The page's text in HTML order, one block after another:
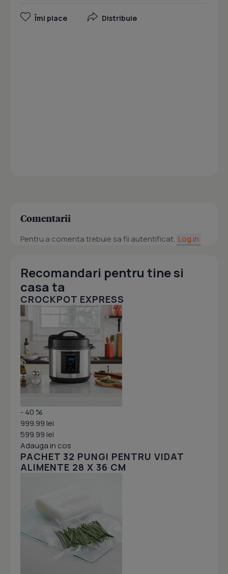
Îmi place Distribuie
Comentarii
Pentru a comenta trebuie sa fii autentificat. Log in
Recomandari pentru tine si
casa ta
CROCKPOT EXPRESS
- 40 %
999.99 lei
599.99 lei
Adauga in cos
PACHET 32 PUNGI PENTRU VIDAT
ALIMENTE 28 X 36 CM